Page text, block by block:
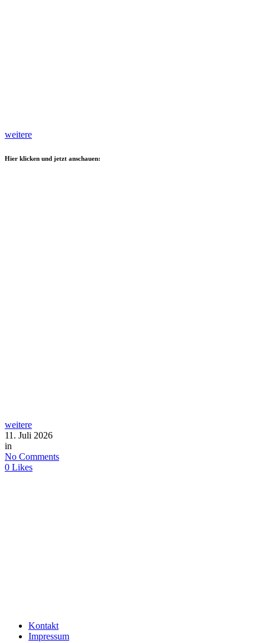
weitere
Hier klicken und jetzt anschauen:
weitere
11. Juli 2026
in
No Comments
0 Likes
Kontakt
Impressum